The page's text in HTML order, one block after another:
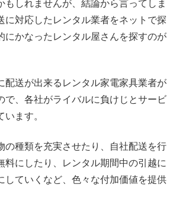
もしれませんが、結論から言ってしま
に対応したレンタル業者をネットで探
にかなったレンタル屋さんを探すのが
配送が出来るレンタル家電家具業者が
で、各社がライバルに負けじとサービ
ます。
の種類を充実させたり、自社配送を行
料にしたり、レンタル期間中の引越に
していくなど、色々な付加価値を提供